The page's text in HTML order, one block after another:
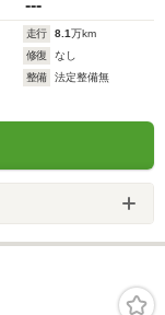
---
走行 8.1万km
修復
なし
整備
法定整備無